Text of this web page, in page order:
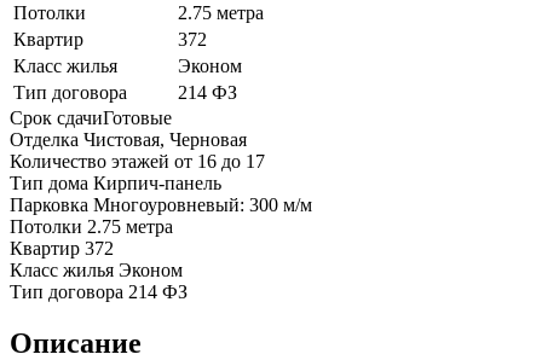
Потолки
2.75 метра
Квартир
372
Класс жилья
Эконом
Тип договора
214 ФЗ
Срок сдачиГотовые
Отделка Чистовая, Черновая
Количество этажей от 16 до 17
Тип дома Кирпич-панель
Парковка Многоуровневый: 300 м/м
Потолки 2.75 метра
Квартир 372
Класс жилья Эконом
Тип договора 214 ФЗ
Описание